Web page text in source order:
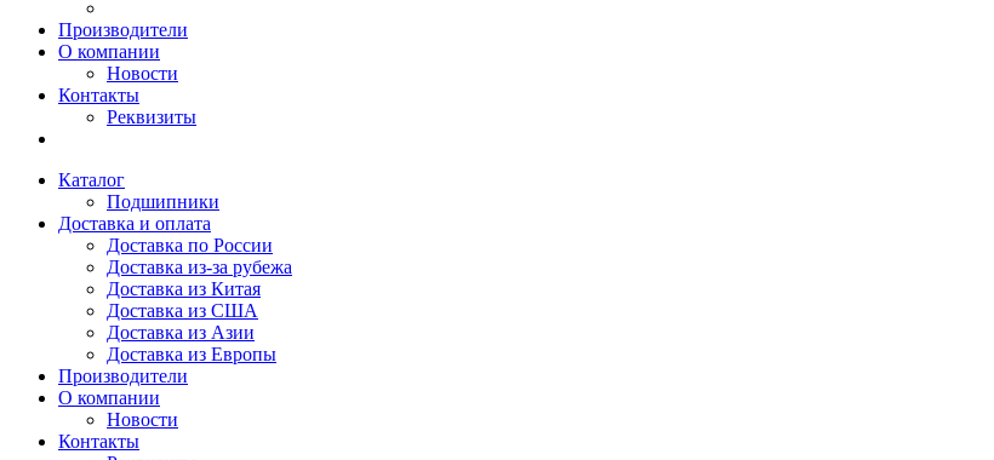
Производители
О компании
Новости
Контакты
Реквизиты
Каталог
Подшипники
Доставка и оплата
Доставка по России
Доставка из-за рубежа
Доставка из Китая
Доставка из США
Доставка из Азии
Доставка из Европы
Производители
О компании
Новости
Контакты